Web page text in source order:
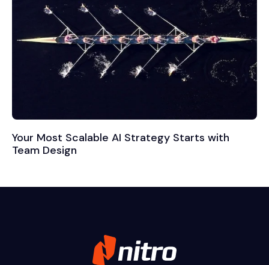
Your Most Scalable AI Strategy Starts with
Team Design